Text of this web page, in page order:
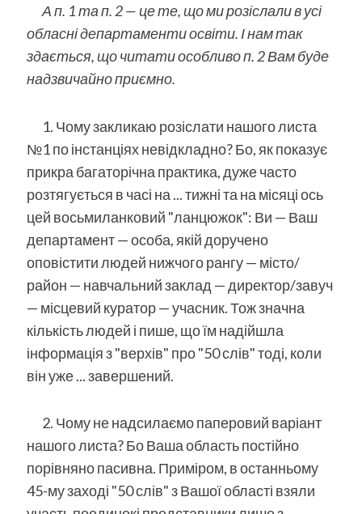
А п. 1 та п. 2 — це те, що ми розіслали в усі
обласні департаменти освіти. І нам так
здається, що читати особливо п. 2 Вам буде
надзвичайно приємно.
1. Чому закликаю розіслати нашого листа
№1 по інстанціях невідкладно? Бо, як показує
прикра багаторічна практика, дуже часто
розтягується в часі на ... тижні та на місяці ось
цей восьмиланковий "ланцюжок": Ви — Ваш
департамент — особа, якій доручено
оповістити людей нижчого рангу — місто/
район — навчальний заклад — директор/завуч
— місцевий куратор — учасник. Тож значна
кількість людей і пише, що їм надійшла
інформація з "верхів" про "50 слів" тоді, коли
він уже ... завершений.
2. Чому не надсилаємо паперовий варіант
нашого листа? Бо Ваша область постійно
порівняно пасивна. Приміром, в останньому
45-му заході "50 слів" з Вашої області взяли